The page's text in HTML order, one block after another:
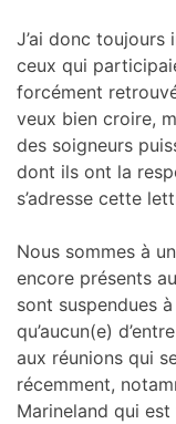
J’ai donc
ceux qui
forcément
veux bien croire,
des soigneurs
dont ils ont la
s’adresse cette
Nous sommes à
encore présents
sont suspendues
qu’aucun(e)
aux réunions qui
récemment,
Marineland qui